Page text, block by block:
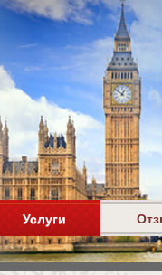
Услуги